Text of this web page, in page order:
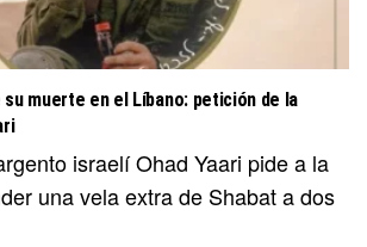
muerte en el Líbano: petición de la
israelí Ohad Yaari pide a la
una vela extra de Shabat a dos